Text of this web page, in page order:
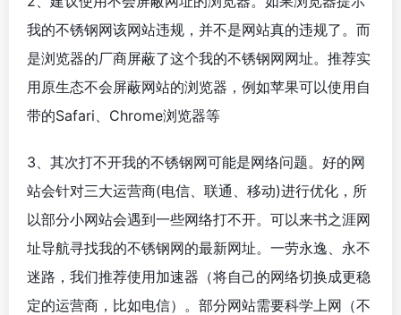
我的不锈钢网该网站违规，并不是网站真的违规了。而
是浏览器的厂商屏蔽了这个我的不锈钢网网址。推荐实
用原生态不会屏蔽网站的浏览器，例如苹果可以使用自
带的Safari、Chrome浏览器等
3、其次打不开我的不锈钢网可能是网络问题。好的网
站会针对三大运营商(电信、联通、移动)进行优化，所
以部分小网站会遇到一些网络打不开。可以来书之涯网
址导航寻找我的不锈钢网的最新网址。一劳永逸、永不
迷路，我们推荐使用加速器（将自己的网络切换成更稳
定的运营商，比如电信）。部分网站需要科学上网（不